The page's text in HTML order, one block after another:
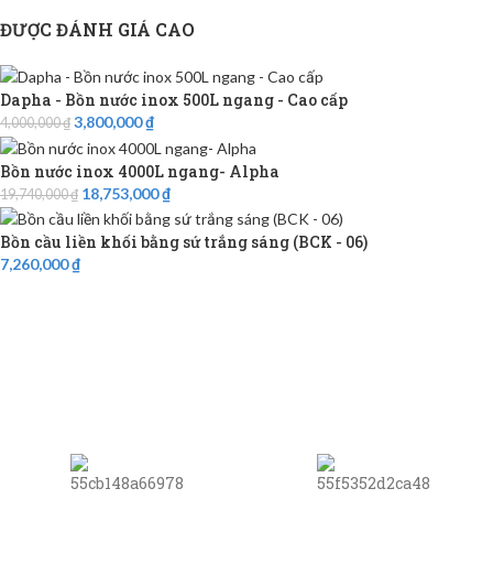
ĐƯỢC ĐÁNH GIÁ CAO
Dapha - Bồn nước inox 500L ngang - Cao cấp
4,000,000₫ 3,800,000₫
Bồn nước inox 4000L ngang- Alpha
19,740,000₫ 18,753,000₫
Bồn cầu liền khối bằng sứ trắng sáng (BCK - 06)
7,260,000₫